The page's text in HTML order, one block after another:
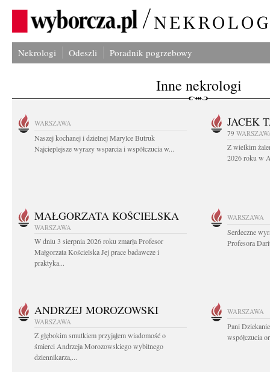
Nekrologi Odeszli Poradnik pogrzebowy
Inne nekrologi
WARSZAWA
Naszej kochanej i dzielnej Marylce Butruk
Najcieplejsze wyrazy wsparcia i współczucia w...
JACEK
79
Z wielkim
2026 roku w
MAŁGORZATA KOŚCIELSKA
WARSZAWA
W dniu 3 sierpnia 2026 roku zmarła Profesor
Małgorzata Kościelska Jej prace badawcze i
praktyka...
WARSZAWA
Serdeczne
Profesora
ANDRZEJ MOROZOWSKI
WARSZAWA
Z głębokim smutkiem przyjąłem wiadomość o
śmierci Andrzeja Morozowskiego wybitnego
dziennikarza,...
WARSZAWA
Pani
współczucia